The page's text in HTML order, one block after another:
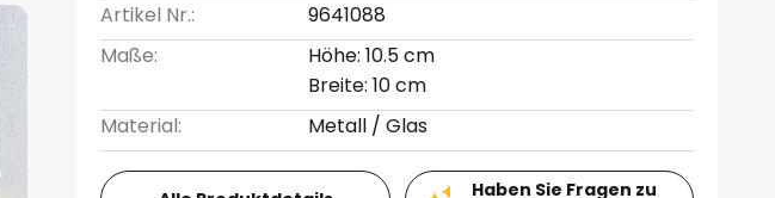
Artikel Nr.:
9641088
Maße:
Höhe: 10.5 cm
Breite: 10 cm
Material:
Metall / Glas
Haben Sie Fragen zu